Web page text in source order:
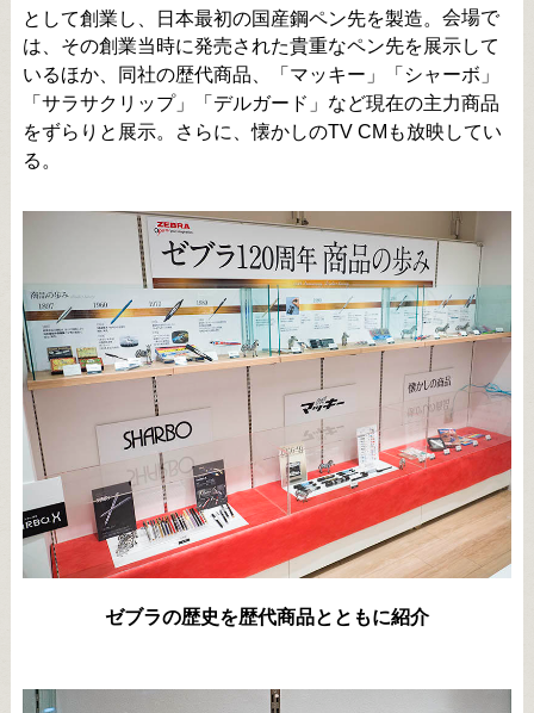
として創業し、日本最初の国産鋼ペン先を製造。 会場で
は、その創業当時に発売された貴重なペン先を展示して
いるほか、同社の歴代商品、「マッキー」「シャーボ」
「サラサクリップ」「デルガード」など現在の主力商品
をずらりと展示。さらに、懐かしのTV CMも放映してい
る。
ゼブラの歴史を歴代商品とともに紹介